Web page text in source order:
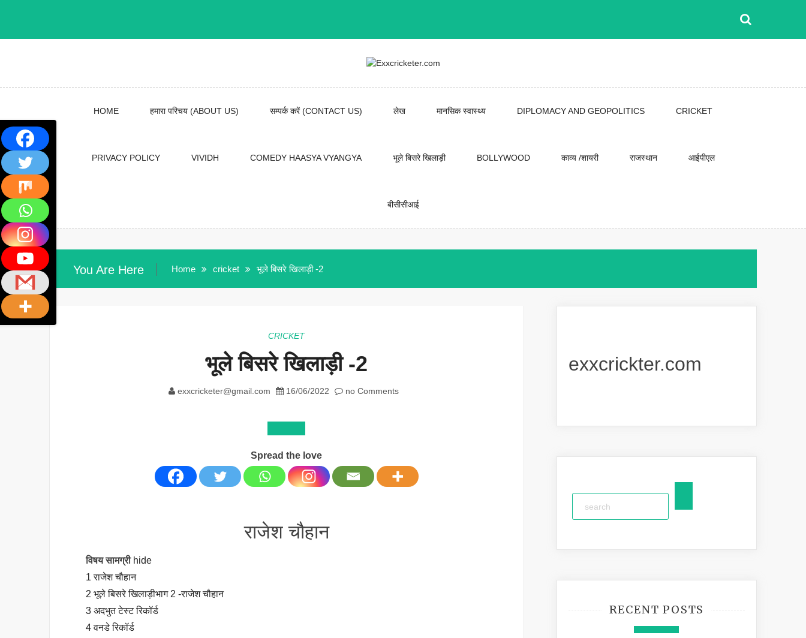
HOME हमारा परिचय (ABOUT US) सम्पर्क करें (CONTACT US) लेख मानसिक स्वास्थ्य DIPLOMACY AND GEOPOLITICS CRICKET
PRIVACY POLICY VIVIDH COMEDY HAASYA VYANGYA भूले बिसरे खिलाड़ी BOLLYWOOD काव्य /शायरी राजस्थान आईपीएल
बीसीसीआई
You Are Here Home cricket भूले बिसरे खिलाड़ी -2
CRICKET
भूले बिसरे खिलाड़ी -2
exxcricketer@gmail.com 16/06/2022 no Comments
Spread the love
राजेश चौहान
विषय सामग्री hide
1 राजेश चौहान
2 भूले बिसरे खिलाड़ीभाग 2 -राजेश चौहान
3 अदभुत टेस्ट रिकॉर्ड
4 वनडे रिकॉर्ड
exxcrickter.com
RECENT POSTS